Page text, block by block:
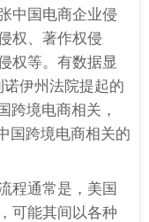
中国电商企业侵
权、著作权侵
权等。有数据显
伊州法院提起的
跨境电商相关，
国跨境电商相关的
程通常是，美国
可能其间以各种